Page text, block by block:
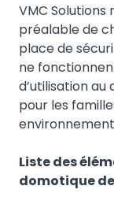
VMC
préalable de
place de
ne
d’utilisation
pour les
Liste des
domotique